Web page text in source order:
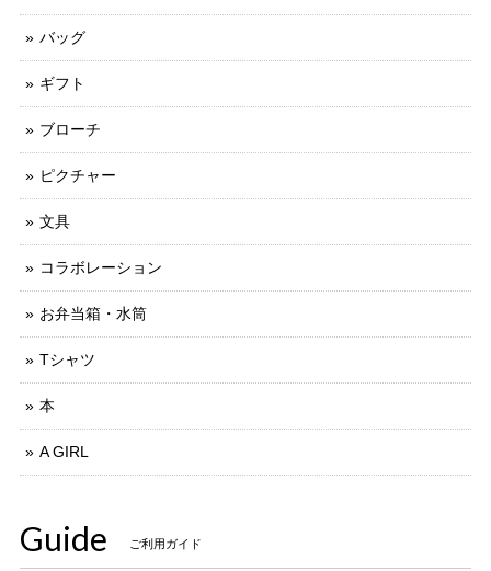
アイロンのつきもよく、トートバックにしっかりつきまし
た。とてもかわいいです。
2023/10/03
対応も早くて、シンプルだけど可愛い梱包で、とても良かっ
たです。 さて、トートバック。生地もしっかりしていて、イ
ラストも素敵。思った通りのものでした。
バッグ
ギフト
ブローチ
ピクチャー
文具
コラボレーション
お弁当箱・水筒
Tシャツ
本
A GIRL
Guide ご利用ガイド